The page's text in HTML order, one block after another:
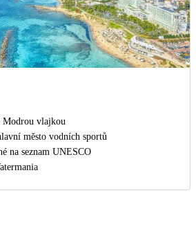
Modrou vlajkou
město vodních sportů
na seznam UNESCO